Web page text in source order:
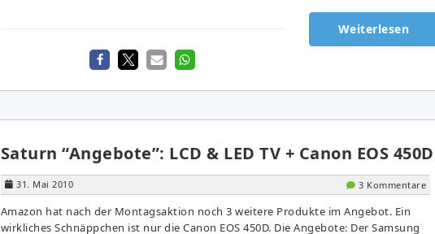
Weiterlesen
Saturn “Angebote”: LCD & LED TV + Canon EOS 450D
31. Mai 2010 3 Kommentare
Amazon hat nach der Montagsaktion noch 3 weitere Produkte im Angebot. Ein
wirkliches Schnäppchen ist nur die Canon EOS 450D. Die Angebote: Der Samsung